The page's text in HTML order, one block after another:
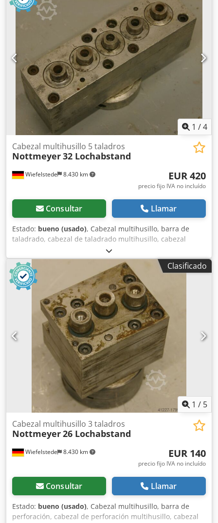
brocas -Portabrocas: M8 -Giro a la derecha/izquierda:
alternado -Distancia entre brocas: 32/58 mm -
Dimensiones: 250/90/A100 mm Chedpfx Alob A R Itefsa -
1 /4
Wiefelstede 8.430 km
Cabezal multihusillo 5 taladros
Nottmeyer32 Lochabstand
EUR 420
precio fijo IVA no incluído
Consultar Llamar
Estado: bueno (usado), Cabezal multihusillo, barra de
taladrado, cabezal de taladrado multihusillo, cabezal
multihusillo articulado, taladradora de varios husillos en
línea, cabezal de taladrado para espigas, taladradora para
espigas, transmisión de taladrado -Máx. 5 brocas -
Portabrocas: M8 -Giro alternado a la derecha/izquierda -
Distancia entre brocas: 32 mm Cjdpfx Aob A R Ixslfoha -
Dimensiones: 190/55/A100 mm -Peso: 4 kg
Clasificado
1 / 5
Wiefelstede 8.430 km
Cabezal multihusillo 3 taladros
Nottmeyer26 Lochabstand
EUR 140
precio fijo IVA no incluído
Consultar Llamar
Estado: bueno (usado), Cabezal multihusillo, barra de
perforación, cabezal de perforación multihusillo, cabezal